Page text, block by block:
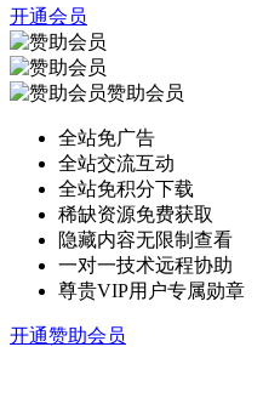
开通会员
赞助会员
全站免广告
全站交流互动
全站免积分下载
稀缺资源免费获取
隐藏内容无限制查看
一对一技术远程协助
尊贵VIP用户专属勋章
开通赞助会员